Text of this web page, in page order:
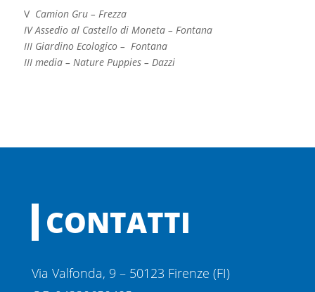
V Camion Gru – Frezza
IV Assedio al Castello di Moneta – Fontana
III Giardino Ecologico – Fontana
III media – Nature Puppies – Dazzi
CONTATTI
Via Valfonda, 9 – 50123 Firenze (FI)